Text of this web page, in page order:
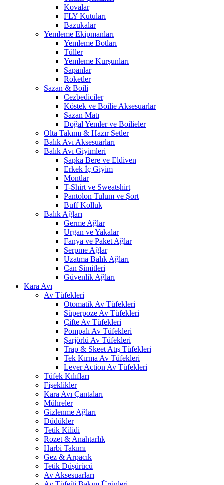
Kovalar
FLY Kutuları
Bazukalar
Yemleme Ekipmanları
Yemleme Botları
Tüller
Yemleme Kurşunları
Sapanlar
Roketler
Sazan & Boili
Cezbediciler
Köstek ve Boilie Aksesuarlar
Sazan Matı
Doğal Yemler ve Boilieler
Olta Takımı & Hazır Setler
Balık Avı Aksesuarları
Balık Avı Giyimleri
Şapka Bere ve Eldiven
Erkek İç Giyim
Montlar
T-Shirt ve Sweatshirt
Pantolon Tulum ve Şort
Buff Kolluk
Balık Ağları
Germe Ağlar
Urgan ve Yakalar
Fanya ve Paket Ağlar
Serpme Ağlar
Uzatma Balık Ağları
Can Simitleri
Güvenlik Ağları
Kara Avı
Av Tüfekleri
Otomatik Av Tüfekleri
Süperpoze Av Tüfekleri
Çifte Av Tüfekleri
Pompalı Av Tüfekleri
Şarjörlü Av Tüfekleri
Trap & Skeet Atış Tüfekleri
Tek Kırma Av Tüfekleri
Lever Action Av Tüfekleri
Tüfek Kılıfları
Fişeklikler
Kara Avı Çantaları
Mühreler
Gizlenme Ağları
Düdükler
Tetik Kilidi
Rozet & Anahtarlık
Harbi Takımı
Gez & Arpacık
Tetik Düşürücü
Av Aksesuarları